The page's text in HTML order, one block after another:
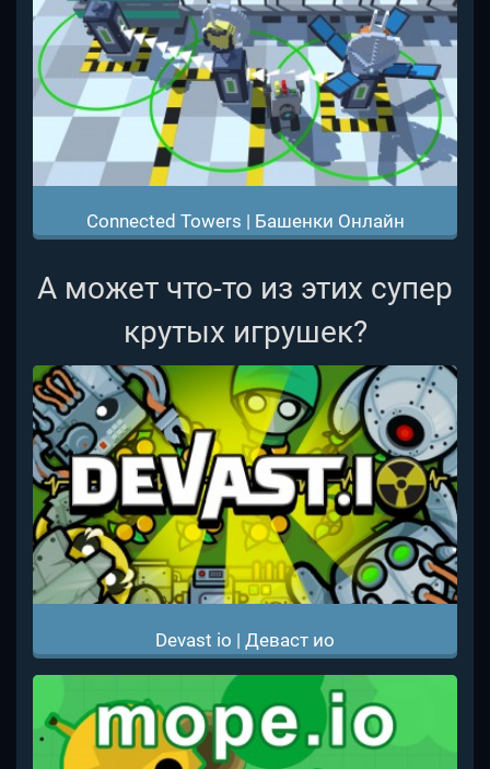
Connected Towers | Башенки Онлайн
А может что-то из этих супер
крутых игрушек?
Devast io | Деваст ио